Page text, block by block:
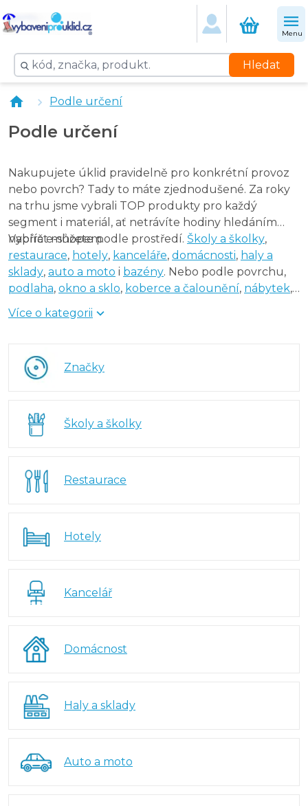
Menu
Hledat
Podle určení
Podle určení
Nakupujete úklid pravidelně pro konkrétní provoz
nebo povrch? Tady to máte zjednodušené. Za roky
na trhu jsme vybrali TOP produkty pro každý
segment i materiál, ať netrávíte hodiny hledáním
napříč e-shopem.
Vybírat můžete podle prostředí. Školy a školky,
restaurace, hotely, kanceláře, domácnosti, haly a
sklady, auto a moto i bazény. Nebo podle povrchu,
podlaha, okno a sklo, koberce a čalounění, nábytek,
toaleta
koupelna
podkategorii najdete sestavu, která na daný účel
Více o kategorii
Značky
Školy a školky
Restaurace
Hotely
Kancelář
Domácnost
Haly a sklady
Auto a moto